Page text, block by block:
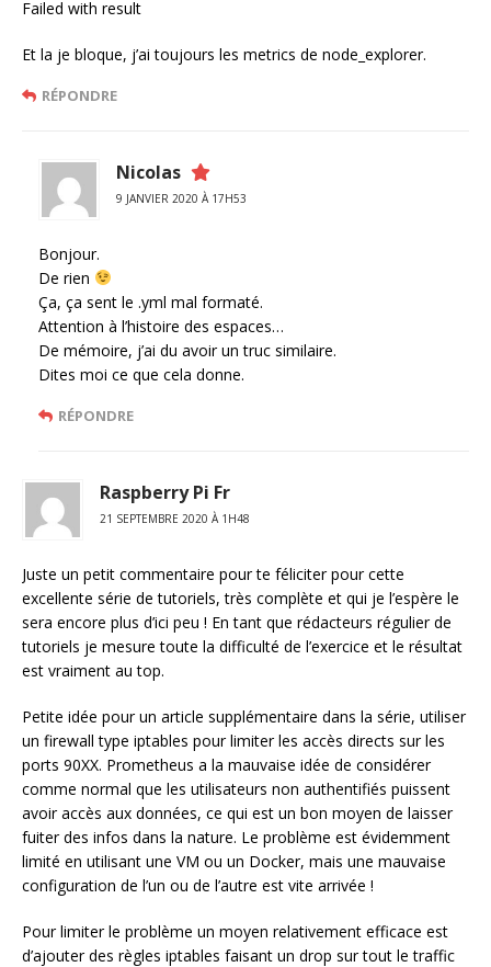
Failed with result
Et la je bloque, j’ai toujours les metrics de node_explorer.
RÉPONDRE
Nicolas
9 JANVIER 2020 À 17H53
Bonjour.
De rien
Ça, ça sent le .yml mal formaté.
Attention à l’histoire des espaces…
De mémoire, j’ai du avoir un truc similaire.
Dites moi ce que cela donne.
RÉPONDRE
Raspberry Pi Fr
21 SEPTEMBRE 2020 À 1H48
Juste un petit commentaire pour te féliciter pour cette
excellente série de tutoriels, très complète et qui je l’espère le
sera encore plus d’ici peu ! En tant que rédacteurs régulier de
tutoriels je mesure toute la difficulté de l’exercice et le résultat
est vraiment au top.
Petite idée pour un article supplémentaire dans la série, utiliser
un firewall type iptables pour limiter les accès directs sur les
ports 90XX. Prometheus a la mauvaise idée de considérer
comme normal que les utilisateurs non authentifiés puissent
avoir accès aux données, ce qui est un bon moyen de laisser
fuiter des infos dans la nature. Le problème est évidemment
limité en utilisant une VM ou un Docker, mais une mauvaise
configuration de l’un ou de l’autre est vite arrivée !
Pour limiter le problème un moyen relativement efficace est
d’ajouter des règles iptables faisant un drop sur tout le traffic